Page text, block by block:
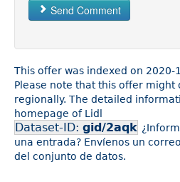
Send Comment
This offer was indexed on 2020-
Please note that this offer might
regionally. The detailed
homepage of Lidl
Dataset-ID: gid/2aqk
una entrada? Envíenos un
del conjunto de datos.